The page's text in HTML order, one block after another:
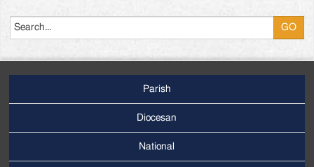
Menu
Parish
Diocesan
National